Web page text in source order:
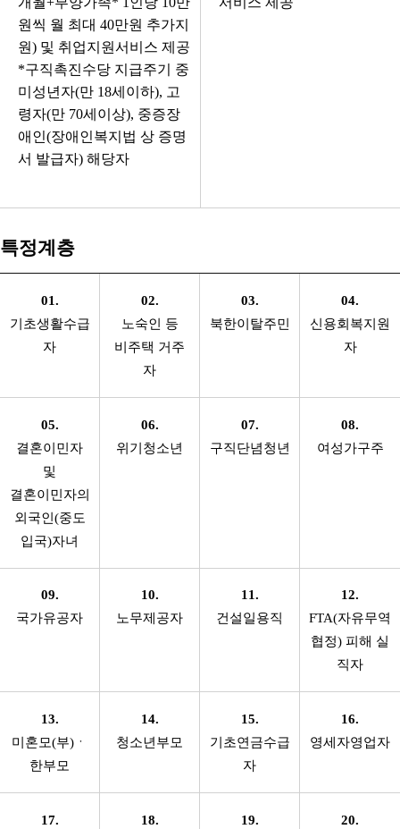
원씩 월 최대 40만원 추가지
원) 및 취업지원서비스 제공
*구직촉진수당 지급주기 중
미성년자(만 18세이하), 고
령자(만 70세이상), 중증장
애인(장애인복지법 상 증명
서 발급자) 해당자
특정계층
01.
기초생활수급
자
02.
노숙인 등
비주택 거주
자
03.
북한이탈주민
04.
신용회복지원
자
05.
결혼이민자
및
결혼이민자의
외국인(중도
입국)자녀
06.
위기청소년
07.
구직단념청년
08.
여성가구주
09.
국가유공자
10.
노무제공자
11.
건설일용직
12.
FTA(자유무역
협정) 피해 실
직자
13.
미혼모(부)ㆍ
한부모
14.
청소년부모
15.
기초연금수급
자
16.
영세자영업자
17.
18.
19.
20.